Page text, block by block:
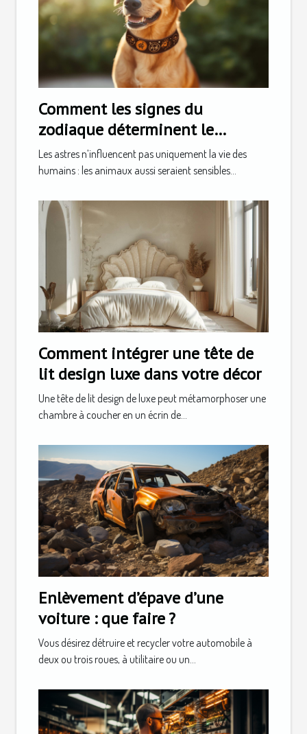
Comment les signes du
zodiaque déterminent le
caractère de votre animal
Les astres n’influencent pas uniquement la vie des
humains : les animaux aussi seraient sensibles...
Comment intégrer une tête de
lit design luxe dans votre décor
Une tête de lit design de luxe peut métamorphoser une
chambre à coucher en un écrin de...
Enlèvement d’épave d’une
voiture : que faire ?
Vous désirez détruire et recycler votre automobile à
deux ou trois roues, à utilitaire ou un...